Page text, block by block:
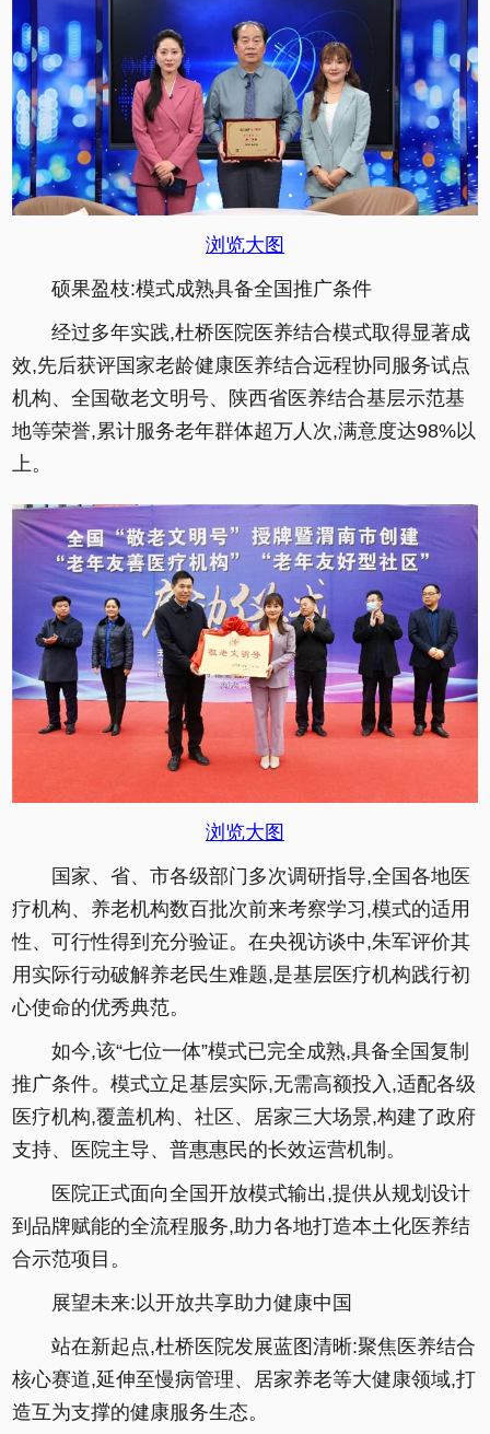
浏览大图
硕果盈枝:模式成熟具备全国推广条件
经过多年实践,杜桥医院医养结合模式取得显著成
效,先后获评国家老龄健康医养结合远程协同服务试点
机构、全国敬老文明号、陕西省医养结合基层示范基
地等荣誉,累计服务老年群体超万人次,满意度达98%以
上。
浏览大图
国家、省、市各级部门多次调研指导,全国各地医
疗机构、养老机构数百批次前来考察学习,模式的适用
性、可行性得到充分验证。在央视访谈中,朱军评价其
用实际行动破解养老民生难题,是基层医疗机构践行初
心使命的优秀典范。
如今,该“七位一体”模式已完全成熟,具备全国复制
推广条件。模式立足基层实际,无需高额投入,适配各级
医疗机构,覆盖机构、社区、居家三大场景,构建了政府
支持、医院主导、普惠惠民的长效运营机制。
医院正式面向全国开放模式输出,提供从规划设计
到品牌赋能的全流程服务,助力各地打造本土化医养结
合示范项目。
展望未来:以开放共享助力健康中国
站在新起点,杜桥医院发展蓝图清晰:聚焦医养结合
核心赛道,延伸至慢病管理、居家养老等大健康领域,打
造互为支撑的健康服务生态。